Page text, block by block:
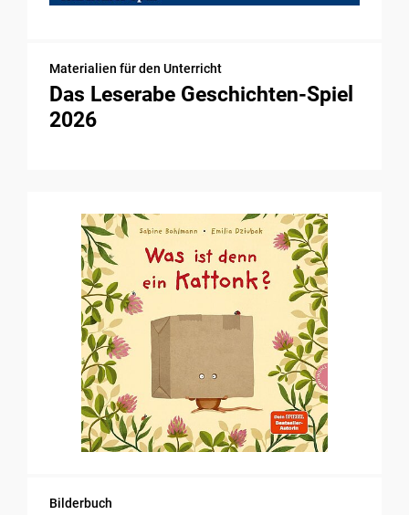
Materialien für den Unterricht
Das Leserabe Geschichten-Spiel
2026
Bilderbuch